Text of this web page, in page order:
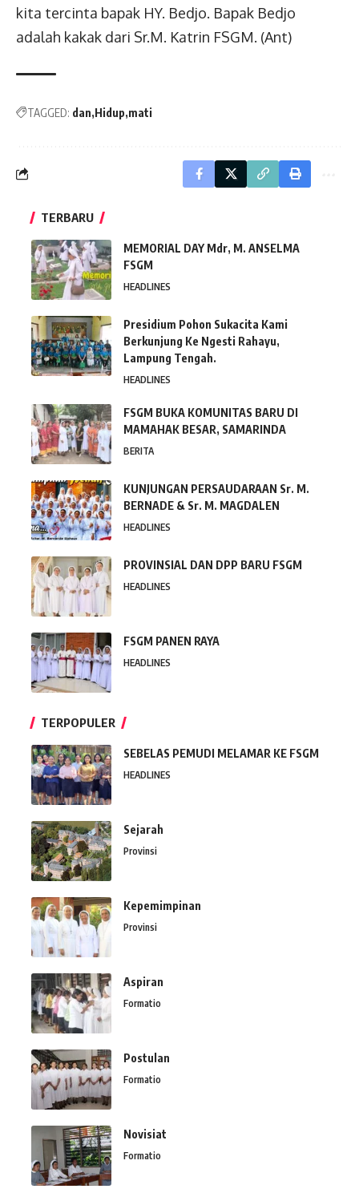
kita tercinta bapak HY. Bedjo. Bapak Bedjo
adalah kakak dari Sr.M. Katrin FSGM. (Ant)
TAGGED: dan Hidup mati
TERBARU
MEMORIAL DAY Mdr, M. ANSELMA
FSGM
HEADLINES
Presidium Pohon Sukacita Kami
Berkunjung Ke Ngesti Rahayu,
Lampung Tengah.
HEADLINES
FSGM BUKA KOMUNITAS BARU DI
MAMAHAK BESAR, SAMARINDA
BERITA
KUNJUNGAN PERSAUDARAAN Sr. M.
BERNADE & Sr. M. MAGDALEN
HEADLINES
PROVINSIAL DAN DPP BARU FSGM
HEADLINES
FSGM PANEN RAYA
HEADLINES
TERPOPULER
SEBELAS PEMUDI MELAMAR KE FSGM
HEADLINES
Sejarah
Provinsi
Kepemimpinan
Provinsi
Aspiran
Formatio
Postulan
Formatio
Novisiat
Formatio